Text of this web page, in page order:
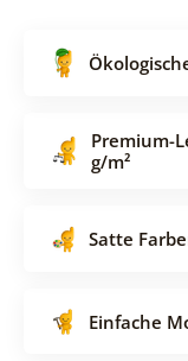
Premium-
g/m²
Satte
Einfache